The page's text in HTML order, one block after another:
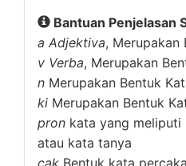
Bantuan Penjelasan
a Adjektiva, Merupakan
v Verba, Merupakan
n Merupakan Bentuk
ki Merupakan Bentuk
pron kata yang
atau kata tanya
cak Bentuk kata